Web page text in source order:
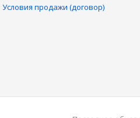
Условия продажи (договор)